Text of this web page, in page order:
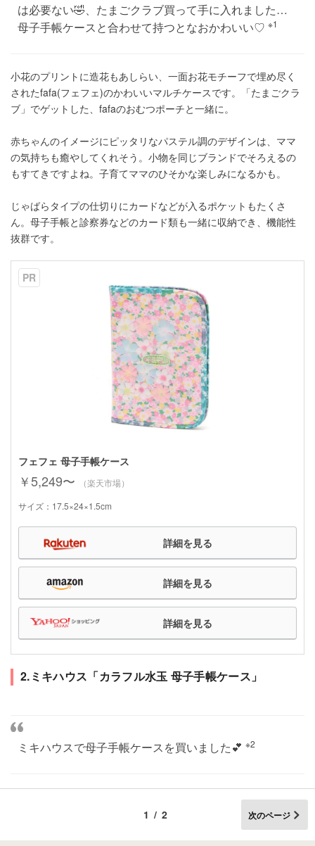
は必要ない🤣、たまごクラブ買って手に入れました…
母子手帳ケースと合わせて持つとなおかわいい♡ ※1
小花のプリントに造花もあしらい、一面お花モチーフで埋め尽く
されたfafa(フェフェ)のかわいいマルチケースです。「たまごクラ
ブ」でゲットした、fafaのおむつポーチと一緒に。
赤ちゃんのイメージにピッタリなパステル調のデザインは、ママ
の気持ちも癒やしてくれそう。小物を同じブランドでそろえるの
もすてきですよね。子育てママのひそかな楽しみになるかも。
じゃばらタイプの仕切りにカードなどが入るポケットもたくさ
ん。母子手帳と診察券などのカード類も一緒に収納でき、機能性
抜群です。
PR
フェフェ 母子手帳ケース
￥5,249〜
（楽天市場）
サイズ：17.5×24×1.5cm
詳細を見る
詳細を見る
詳細を見る
2.ミキハウス「カラフル水玉 母子手帳ケース」
ミキハウスで母子手帳ケースを買いました💕 ※2
1/2 次のページ